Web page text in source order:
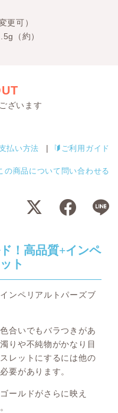
更可）
（約）
ざいます
払い方法 ご利用ガイド
の商品について問い合わせる
！高品質+インペ
ト
ンペリアルトパーズブ
合いでもバラつきがあ
りや不純物がかなり目
レットにするには他の
要があります。
ールドがさらに映え